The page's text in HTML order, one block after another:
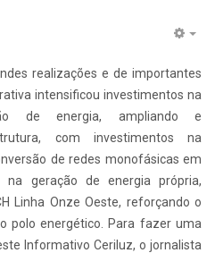
realizações e de importantes
intensificou investimentos na
de energia, ampliando e
com investimentos na
de redes monofásicas em
na geração de energia própria,
Linha Onze Oeste, reforçando o
polo energético. Para fazer uma
Informativo Ceriluz, o jornalista